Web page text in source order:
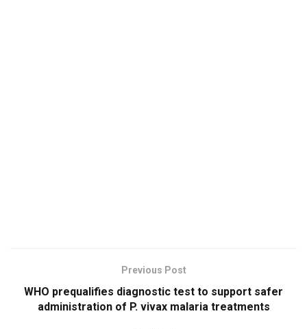
Previous Post
WHO prequalifies diagnostic test to support safer
administration of P. vivax malaria treatments